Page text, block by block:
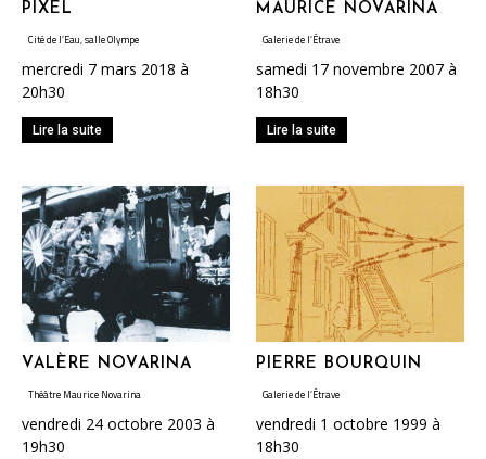
PIXEL
Cité de l’Eau, salle Olympe
mercredi 7 mars 2018 à
20h30
Lire la suite
MAURICE NOVARINA
Galerie de l’Étrave
samedi 17 novembre 2007 à
18h30
Lire la suite
VALÈRE NOVARINA
Théâtre Maurice Novarina
vendredi 24 octobre 2003 à
19h30
PIERRE BOURQUIN
Galerie de l’Étrave
vendredi 1 octobre 1999 à
18h30